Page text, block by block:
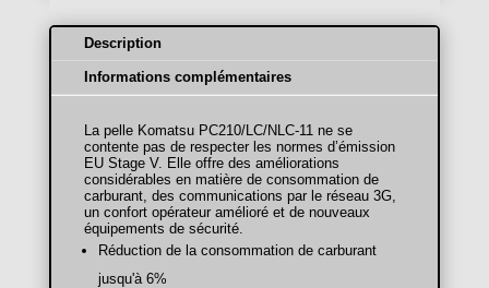
4 Semaines 4800€ Htva
Week-End 755€ Htva
Description
Informations complémentaires
La pelle Komatsu PC210/LC/NLC-11 ne se
contente pas de respecter les normes d’émission
EU Stage V. Elle offre des améliorations
considérables en matière de consommation de
carburant, des communications par le réseau 3G,
un confort opérateur amélioré et de nouveaux
équipements de sécurité.
Réduction de la consommation de carburant
jusqu'à 6%